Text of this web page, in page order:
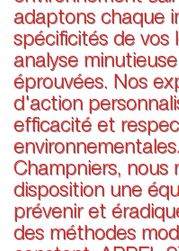
adaptons chaque
spécificités de vos
analyse
éprouvées. Nos
d'action
efficacité et
Champniers, nous
disposition une
prévenir et
des méthodes